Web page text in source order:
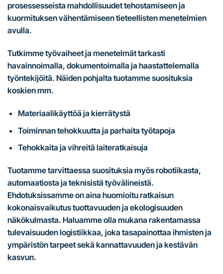
prosessesseista mahdollisuudet tehostamiseen ja
kuormituksen vähentämiseen tieteellisten menetelmien
avulla.
Tutkimme työvaiheet ja menetelmät tarkasti
havainnoimalla, dokumentoimalla ja haastattelemalla
työntekijöitä. Näiden pohjalta tuotamme suosituksia
koskien mm.
Materiaalikäyttöä ja kierrätystä
Toiminnan tehokkuutta ja parhaita työtapoja
Tehokkaita ja vihreitä laiteratkaisuja
Tuotamme tarvittaessa suosituksia myös robotiikasta,
automaatiosta ja teknisistä työvälineistä.
Ehdotuksissamme on aina huomioitu ratkaisun
kokonaisvaikutus tuottavuuden ja ekologisuuden
näkökulmasta. Haluamme olla mukana rakentamassa
tulevaisuuden logistiikkaa, joka tasapainottaa ihmisten ja
ympäristön tarpeet sekä kannattavuuden ja kestävän
kasvun.